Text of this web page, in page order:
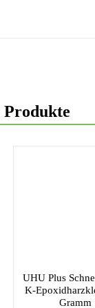
UHU Plus
K-
Gramm